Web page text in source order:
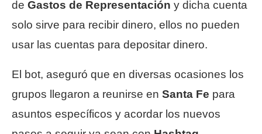
de Gastos de Representación y dicha cuenta
solo sirve para recibir dinero, ellos no pueden
usar las cuentas para depositar dinero.
El bot, aseguró que en diversas ocasiones los
grupos llegaron a reunirse en Santa Fe para
asuntos específicos y acordar los nuevos